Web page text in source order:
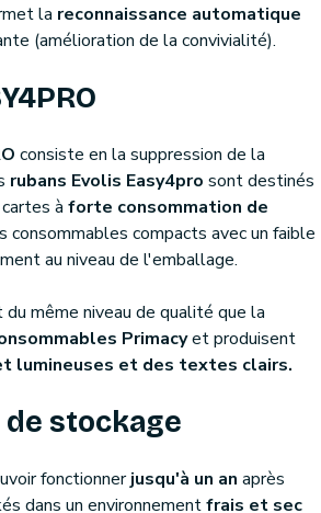
la reconnaissance automatique
(amélioration de la convivialité).
consiste en la suppression de la
rubans Evolis Easy4pro sont destinés
à forte consommation de
consommables compacts avec un faible
au niveau de l'emballage.
du même niveau de qualité que la
Primacyet produisent
lumineuses et des textes clairs.
stockage
fonctionnerjusqu'à un an après
dans un environnementfrais et sec